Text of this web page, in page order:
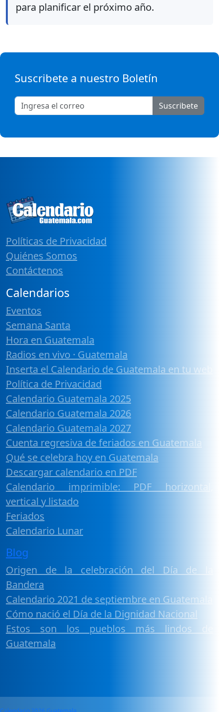
para planificar el próximo año.
Suscribete a nuestro Boletín
Suscribete
Políticas de Privacidad
Quiénes Somos
Contáctenos
Calendarios
Eventos
Semana Santa
Hora en Guatemala
Radios en vivo · Guatemala
Inserta el Calendario de Guatemala en tu web
Política de Privacidad
Calendario Guatemala 2025
Calendario Guatemala 2026
Calendario Guatemala 2027
Cuenta regresiva de feriados en Guatemala
Qué se celebra hoy en Guatemala
Descargar calendario en PDF
Calendario imprimible: PDF horizontal,
vertical y listado
Feriados
Calendario Lunar
Blog
Origen de la celebración del Día de la
Bandera
Calendario 2021 de septiembre en Guatemala
Cómo nació el Día de la Dignidad Nacional
Estos son los pueblos más lindos de
Guatemala